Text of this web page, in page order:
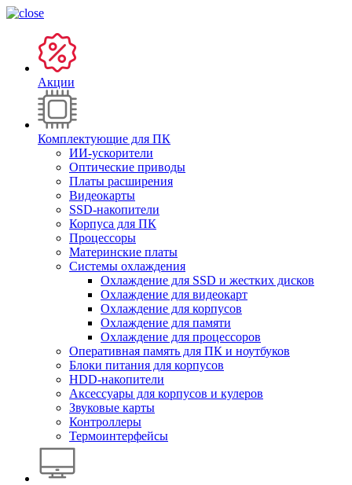
Акции
Комплектующие для ПК
ИИ-ускорители
Оптические приводы
Платы расширения
Видеокарты
SSD-накопители
Корпуса для ПК
Процессоры
Материнские платы
Системы охлаждения
Охлаждение для SSD и жестких дисков
Охлаждение для видеокарт
Охлаждение для корпусов
Охлаждение для памяти
Охлаждение для процессоров
Оперативная память для ПК и ноутбуков
Блоки питания для корпусов
HDD-накопители
Аксессуары для корпусов и кулеров
Звуковые карты
Контроллеры
Термоинтерфейсы